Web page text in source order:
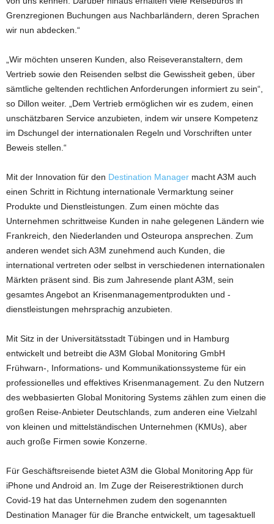
Grenzregionen Buchungen aus Nachbarländern, deren Sprachen
wir nun abdecken.“
„Wir möchten unseren Kunden, also Reiseveranstaltern, dem
Vertrieb sowie den Reisenden selbst die Gewissheit geben, über
sämtliche geltenden rechtlichen Anforderungen informiert zu sein“,
so Dillon weiter. „Dem Vertrieb ermöglichen wir es zudem, einen
unschätzbaren Service anzubieten, indem wir unsere Kompetenz
im Dschungel der internationalen Regeln und Vorschriften unter
Beweis stellen.“
Mit der Innovation für den Destination Manager macht A3M auch
einen Schritt in Richtung internationale Vermarktung seiner
Produkte und Dienstleistungen. Zum einen möchte das
Unternehmen schrittweise Kunden in nahe gelegenen Ländern wie
Frankreich, den Niederlanden und Osteuropa ansprechen. Zum
anderen wendet sich A3M zunehmend auch Kunden, die
international vertreten oder selbst in verschiedenen internationalen
Märkten präsent sind. Bis zum Jahresende plant A3M, sein
gesamtes Angebot an Krisenmanagementprodukten und -
dienstleistungen mehrsprachig anzubieten.
Mit Sitz in der Universitätsstadt Tübingen und in Hamburg
entwickelt und betreibt die A3M Global Monitoring GmbH
Frühwarn-, Informations- und Kommunikationssysteme für ein
professionelles und effektives Krisenmanagement. Zu den Nutzern
des webbasierten Global Monitoring Systems zählen zum einen die
großen Reise-Anbieter Deutschlands, zum anderen eine Vielzahl
von kleinen und mittelständischen Unternehmen (KMUs), aber
auch große Firmen sowie Konzerne.
Für Geschäftsreisende bietet A3M die Global Monitoring App für
iPhone und Android an. Im Zuge der Reiserestriktionen durch
Covid-19 hat das Unternehmen zudem den sogenannten
Destination Manager für die Branche entwickelt, um tagesaktuell